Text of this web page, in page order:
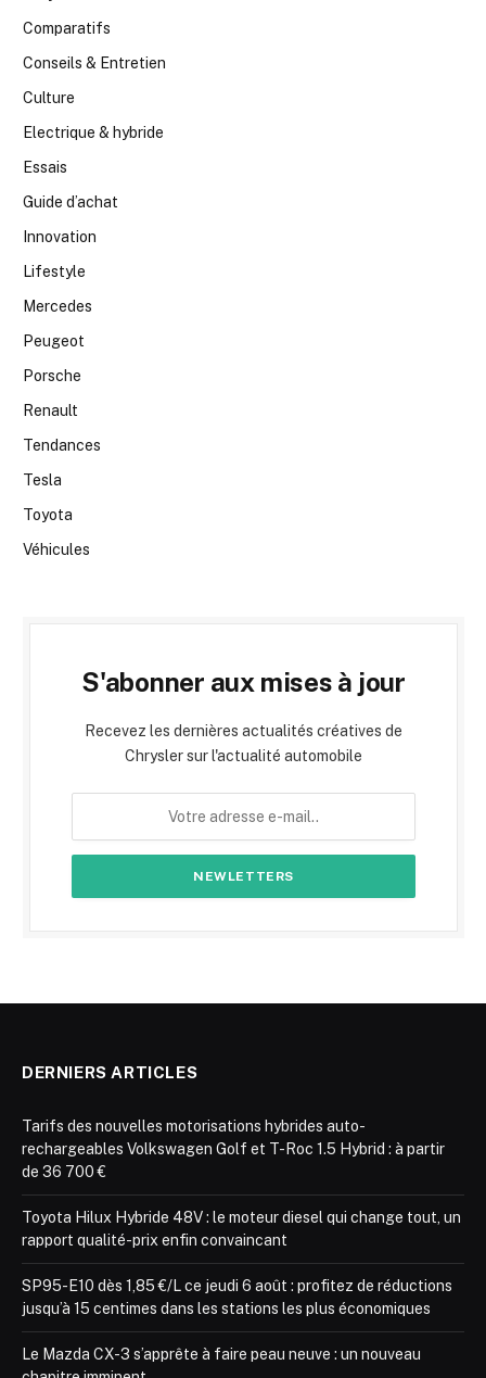
Comparatifs
Conseils & Entretien
Culture
Electrique & hybride
Essais
Guide d’achat
Innovation
Lifestyle
Mercedes
Peugeot
Porsche
Renault
Tendances
Tesla
Toyota
Véhicules
S'abonner aux mises à jour
Recevez les dernières actualités créatives de
Chrysler sur l'actualité automobile
DERNIERS ARTICLES
Tarifs des nouvelles motorisations hybrides auto-
rechargeables Volkswagen Golf et T-Roc 1.5 Hybrid : à partir
de 36 700 €
Toyota Hilux Hybride 48V : le moteur diesel qui change tout, un
rapport qualité-prix enfin convaincant
SP95-E10 dès 1,85 €/L ce jeudi 6 août : profitez de réductions
jusqu’à 15 centimes dans les stations les plus économiques
Le Mazda CX-3 s’apprête à faire peau neuve : un nouveau